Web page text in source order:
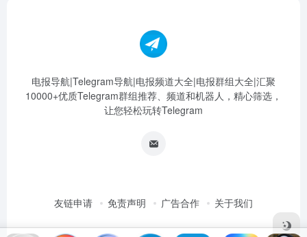
电报导航|Telegram导航|电报频道大全|电报群组大全|汇聚
10000+优质Telegram群组推荐、频道和机器人，精心筛选，
让您轻松玩转Telegram
友链申请 免责声明 广告合作 关于我们